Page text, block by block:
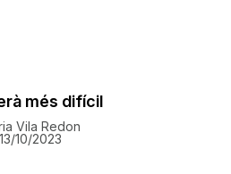
més difícil
Vila Redon
13/10/2023